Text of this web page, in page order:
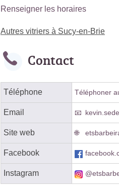
Renseigner les horaires
Autres vitriers à Sucy-en-Brie
Contact
Téléphone Téléphoner
Email
Site web
Facebook
Instagram